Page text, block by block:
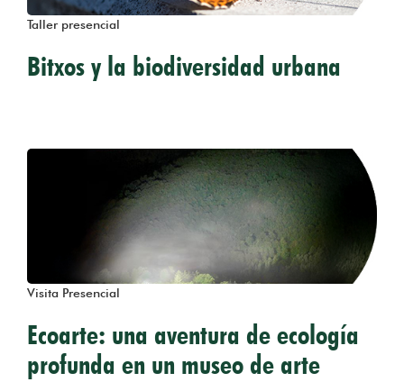
Bitxos y la biodiversidad urbana
Taller presencial
Ecoarte: una aventura de ecología
profunda en un museo de arte
Visita Presencial